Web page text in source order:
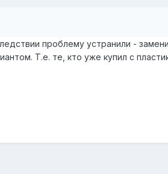
проблему устранили -
Т.е. те, кто уже купил с